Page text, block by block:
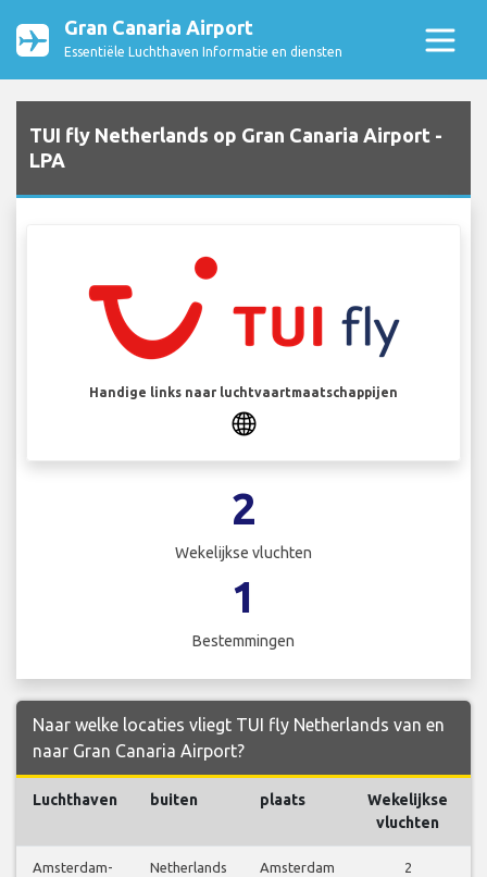
Gran Canaria Airport
Essentiële Luchthaven Informatie en diensten
TUI fly Netherlands op Gran Canaria Airport -
LPA
Handige links naar luchtvaartmaatschappijen
2
Wekelijkse vluchten
1
Bestemmingen
Naar welke locaties vliegt TUI fly Netherlands van en
naar Gran Canaria Airport?
Luchthaven buiten plaats
Wekelijkse
vluchten
Amsterdam-
Netherlands
Amsterdam
2